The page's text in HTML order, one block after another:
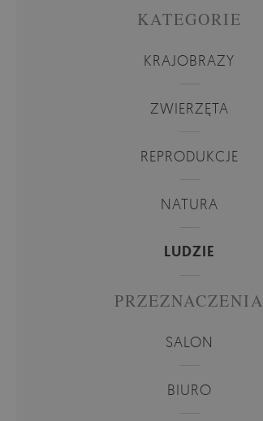
KATEGORIE
KRAJOBRAZY
ZWIERZĘTA
REPRODUKCJE
NATURA
LUDZIE
PRZEZNACZENIA
SALON
BIURO